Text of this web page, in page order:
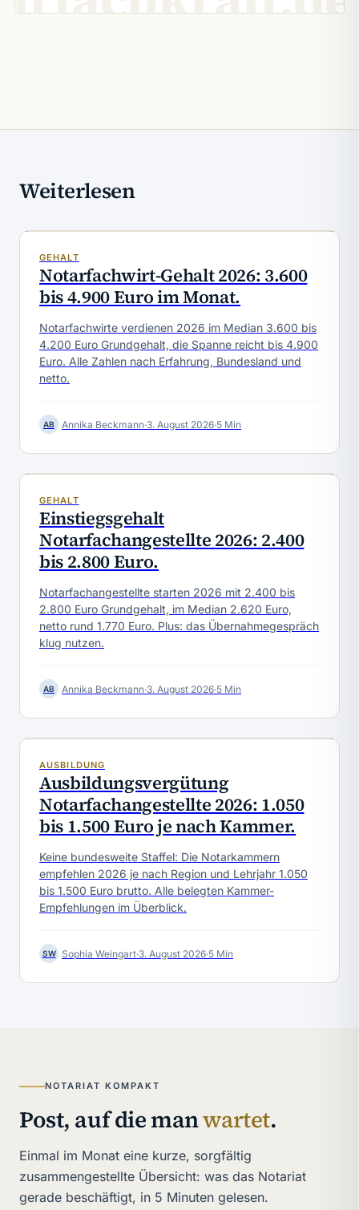
Weiterlesen
GEHALT
Notarfachwirt-Gehalt 2026: 3.600
bis 4.900 Euro im Monat.
Notarfachwirte verdienen 2026 im Median 3.600 bis
4.200 Euro Grundgehalt, die Spanne reicht bis 4.900
Euro. Alle Zahlen nach Erfahrung, Bundesland und
netto.
AB Annika Beckmann·3. August 2026·5 Min
GEHALT
Einstiegsgehalt
Notarfachangestellte 2026: 2.400
bis 2.800 Euro.
Notarfachangestellte starten 2026 mit 2.400 bis
2.800 Euro Grundgehalt, im Median 2.620 Euro,
netto rund 1.770 Euro. Plus: das Übernahmegespräch
klug nutzen.
AB Annika Beckmann·3. August 2026·5 Min
AUSBILDUNG
Ausbildungsvergütung
Notarfachangestellte 2026: 1.050
bis 1.500 Euro je nach Kammer.
Keine bundesweite Staffel: Die Notarkammern
empfehlen 2026 je nach Region und Lehrjahr 1.050
bis 1.500 Euro brutto. Alle belegten Kammer-
Empfehlungen im Überblick.
SW Sophia Weingart·3. August 2026·5 Min
NOTARIAT KOMPAKT
Post, auf die manwartet.
Einmal im Monat eine kurze, sorgfältig
zusammengestellte Übersicht: was das Notariat
gerade beschäftigt, in 5 Minuten gelesen.